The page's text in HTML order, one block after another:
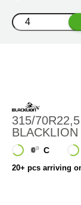
315/
C
20+ pcs arriving